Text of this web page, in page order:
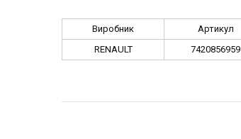
Виробник Артикул
RENAULT
7420856959